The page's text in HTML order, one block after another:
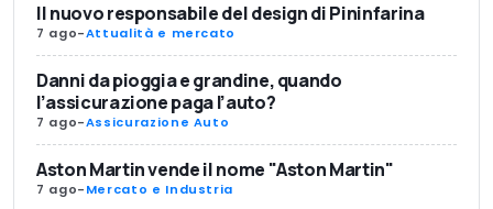
Il nuovo responsabile del design di Pininfarina
7 ago-Attualità e mercato
Danni da pioggia e grandine, quando
l’assicurazione paga l’auto?
7 ago-Assicurazione Auto
Aston Martin vende il nome "Aston Martin"
7 ago-Mercato e Industria